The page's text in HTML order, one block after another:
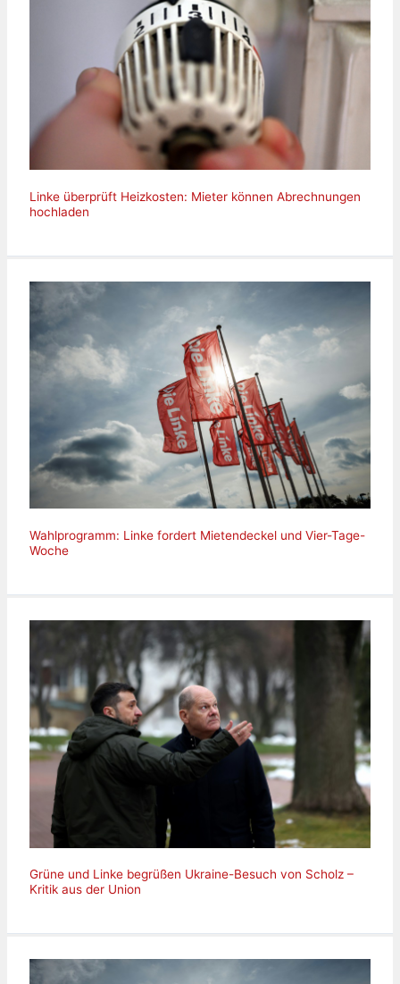
Linke überprüft Heizkosten: Mieter können Abrechnungen
hochladen
Wahlprogramm: Linke fordert Mietendeckel und Vier-Tage-
Woche
Grüne und Linke begrüßen Ukraine-Besuch von Scholz –
Kritik aus der Union